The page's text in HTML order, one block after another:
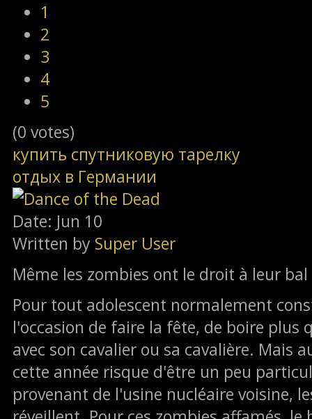
1
2
3
4
5
(0 votes)
купить спутниковую тарелку
отдых в Германии
Date: Jun 10
Written by Super User
Même les zombies ont le droit à leur
Pour tout adolescent normalement
l'occasion de faire la fête, de boire plus
avec son cavalier ou sa cavalière. Mais
cette année risque d'être un peu
provenant de l'usine nucléaire voisine,